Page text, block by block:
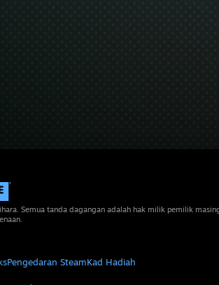
Semua tanda dagangan adalah hak milik pemilik
Pengedaran SteamKad Hadiah